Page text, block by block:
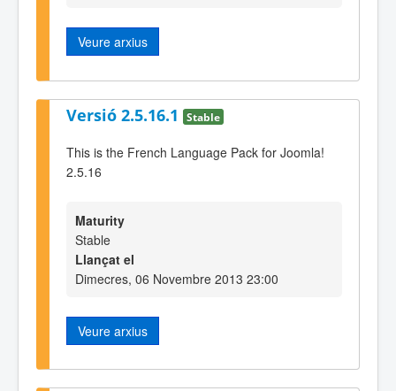
Veure arxius
Versió 2.5.16.1 Stable
This is the French Language Pack for Joomla!
2.5.16
Maturity
Stable
Llançat el
Dimecres, 06 Novembre 2013 23:00
Veure arxius